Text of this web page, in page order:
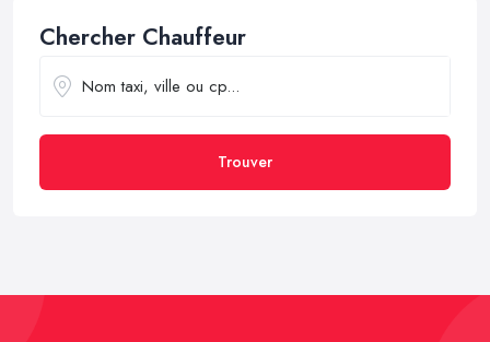
Chercher Chauffeur
Trouver